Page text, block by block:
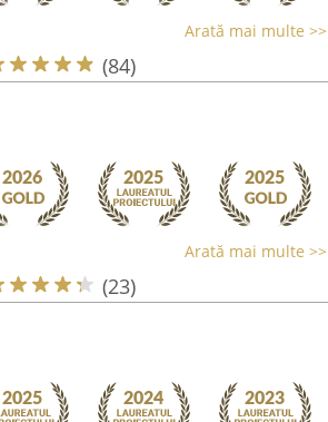
Arată mai multe >>
(84)
Arată mai multe >>
(23)